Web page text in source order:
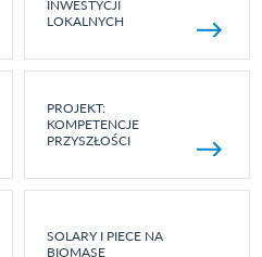
INWESTYCJI
LOKALNYCH
PROJEKT:
KOMPETENCJE
PRZYSZŁOŚCI
SOLARY I PIECE NA
BIOMASĘ